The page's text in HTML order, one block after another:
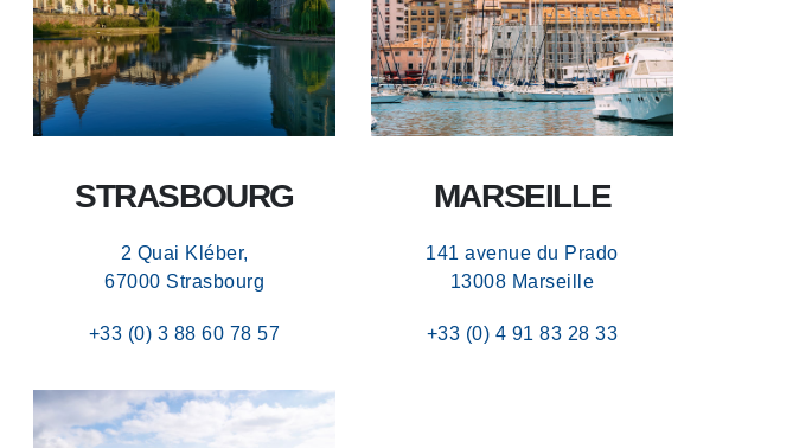
STRASBOURG
2 Quai Kléber,
67000 Strasbourg
+33 (0) 3 88 60 78 57
MARSEILLE
141 avenue du Prado
13008 Marseille
+33 (0) 4 91 83 28 33